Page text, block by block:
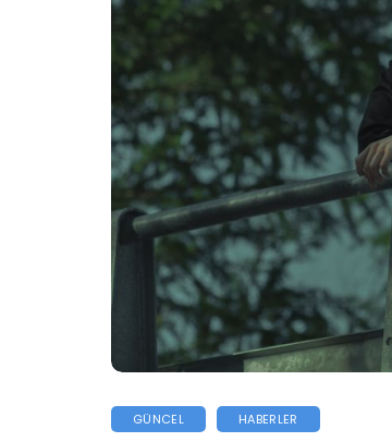
GÜNCEL HABERLER